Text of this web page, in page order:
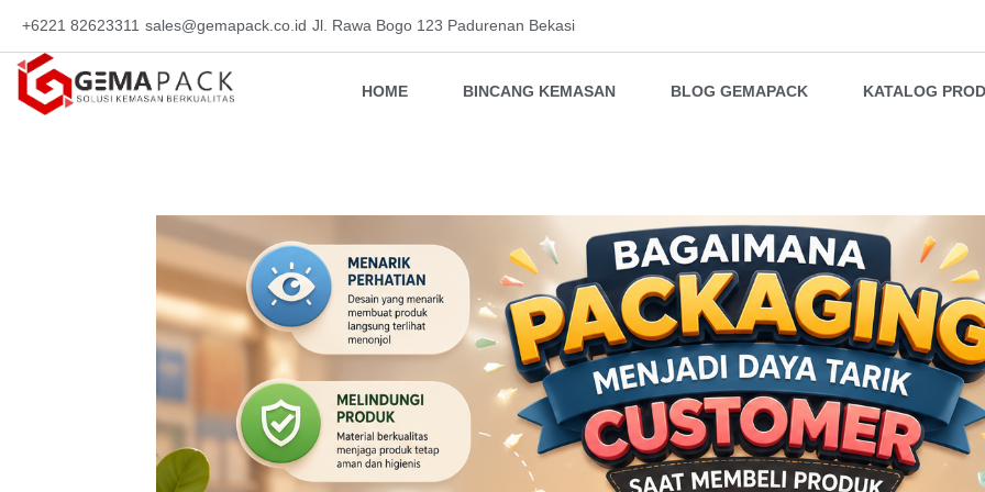
+6221 82623311 sales@gemapack.co.id Jl. Rawa Bogo 123 Padurenan Bekasi
HOME BINCANG KEMASAN BLOG GEMAPACK KATALOG